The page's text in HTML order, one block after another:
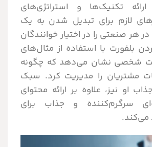
تکنیک‌ها و استراتژی‌های
لازم برای تبدیل شدن به یک
هر صنعتی را در اختیار خوانندگان
بلفورت با استفاده از مثال‌های
شخصی نشان می‌دهد که چگونه
مشتریان را مدیریت کرد. سبک
او نیز، علاوه بر ارائه محتوای
سرگرم‌کننده و جذاب برای
می‌کند.